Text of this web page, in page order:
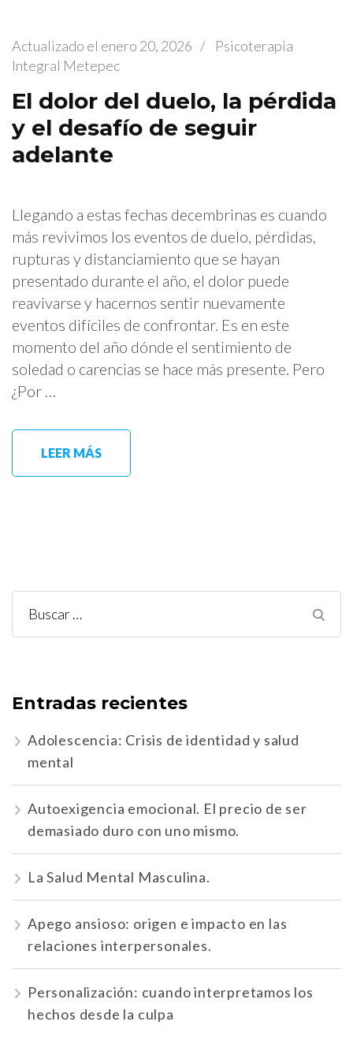
Actualizado el enero 20, 2026 /
Psicoterapia
Integral Metepec
El dolor del duelo, la pérdida
y el desafío de seguir
adelante
Llegando a estas fechas decembrinas es cuando
más revivimos los eventos de duelo, pérdidas,
rupturas y distanciamiento que se hayan
presentado durante el año, el dolor puede
reavivarse y hacernos sentir nuevamente
eventos difíciles de confrontar. Es en este
momento del año dónde el sentimiento de
soledad o carencias se hace más presente. Pero
¿Por …
LEER MÁS
Buscar:
Entradas recientes
Adolescencia: Crisis de identidad y salud
mental
Autoexigencia emocional. El precio de ser
demasiado duro con uno mismo.
La Salud Mental Masculina.
Apego ansioso: origen e impacto en las
relaciones interpersonales.
Personalización: cuando interpretamos los
hechos desde la culpa